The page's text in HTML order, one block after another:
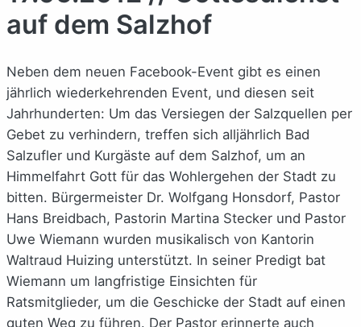
auf dem Salzhof
Neben dem neuen Facebook-Event gibt es einen
jährlich wiederkehrenden Event, und diesen seit
Jahrhunderten: Um das Versiegen der Salzquellen per
Gebet zu verhindern, treffen sich alljährlich Bad
Salzufler und Kurgäste auf dem Salzhof, um an
Himmelfahrt Gott für das Wohlergehen der Stadt zu
bitten. Bürgermeister Dr. Wolfgang Honsdorf, Pastor
Hans Breidbach, Pastorin Martina Stecker und Pastor
Uwe Wiemann wurden musikalisch von Kantorin
Waltraud Huizing unterstützt. In seiner Predigt bat
Wiemann um langfristige Einsichten für
Ratsmitglieder, um die Geschicke der Stadt auf einen
guten Weg zu führen. Der Pastor erinnerte auch